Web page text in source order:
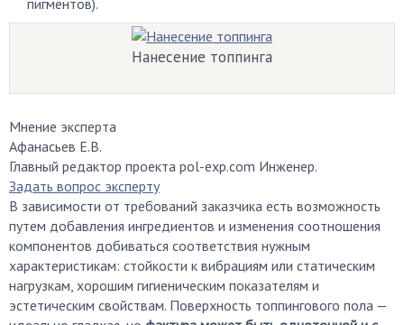
пигментов).
Нанесение топпинга
Мнение эксперта
Афанасьев Е.В.
Главный редактор проекта pol-exp.com Инженер.
Задать вопрос эксперту
В зависимости от требований заказчика есть возможность
путем добавления ингредиентов и изменения соотношения
компонентов добиваться соответствия нужным
характеристикам: стойкости к вибрациям или статическим
нагрузкам, хорошим гигиеническим показателям и
эстетическим свойствам. Поверхность топпингового пола —